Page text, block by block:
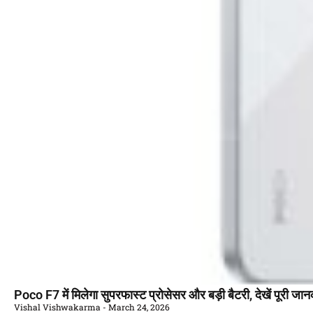
Poco F7 में मिलेगा सुपरफास्ट प्रोसेसर और बड़ी बैटरी, देखें पूरी
Vishal Vishwakarma March 24, 2026